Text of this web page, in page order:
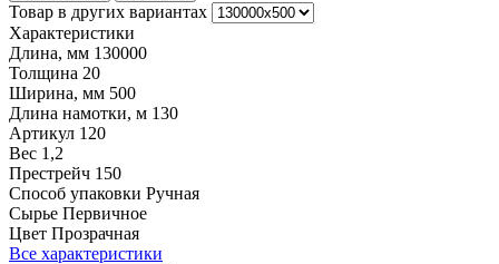
Товар в других вариантах
Характеристики
Длина, мм 130000
Толщина 20
Ширина, мм 500
Длина намотки, м 130
Артикул 120
Вес 1,2
Престрейч 150
Способ упаковки Ручная
Сырье Первичное
Цвет Прозрачная
Все характеристики